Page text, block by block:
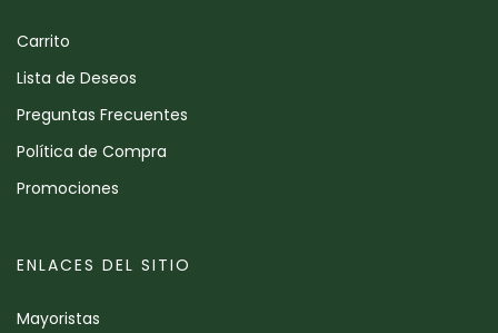
Carrito
Lista de Deseos
Preguntas Frecuentes
Política de Compra
Promociones
ENLACES DEL SITIO
Mayoristas